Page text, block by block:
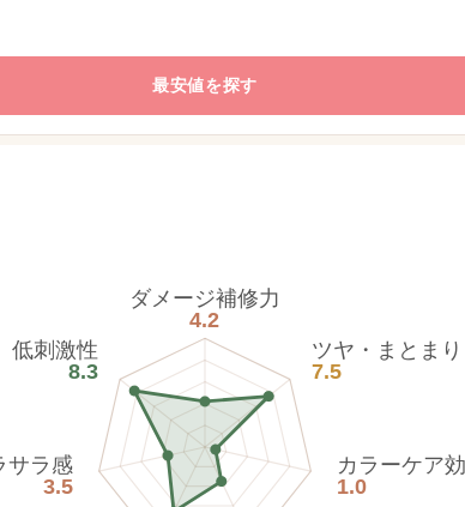
最安値を探す
ダメージ補修力
4.2
ツヤ・まとまり
7.5
カラーケア
1.0
サラ感
3.5
低刺激性
8.3